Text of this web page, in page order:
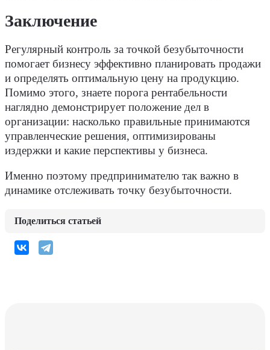
Заключение
Регулярный контроль за точкой безубыточности
помогает бизнесу эффективно планировать продажи
и определять оптимальную цену на продукцию.
Помимо этого, знаете порога рентабельности
наглядно демонстрирует положение дел в
организации: насколько правильные принимаются
управленческие решения, оптимизированы
издержки и какие перспективы у бизнеса.
Именно поэтому предпринимателю так важно в
динамике отслеживать точку безубыточности.
Поделиться статьей